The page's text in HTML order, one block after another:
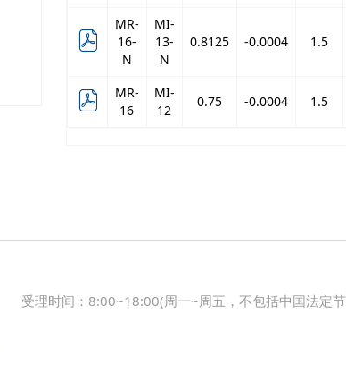
MR-
16-
N
MI-
13-
N
0.8125 -0.0004 1.5
MR-
16
MI-
12
0.75 -0.0004 1.5
受理时间：8:00~18:00(周一~周五，不包括中国法定节